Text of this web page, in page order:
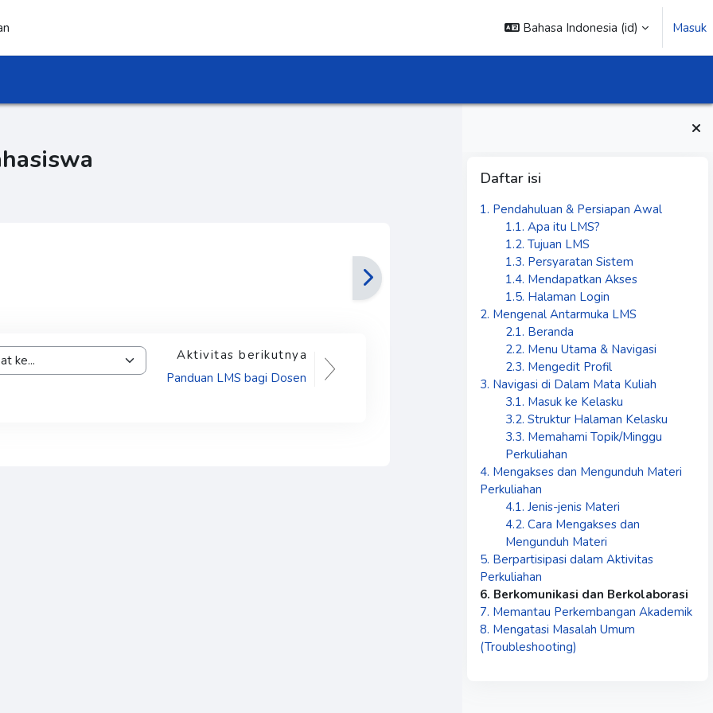
Bahasa Indonesia ‎(id)‎ Masuk
Blok
Daftar isi
1. Pendahuluan & Persiapan Awal
1.1. Apa itu LMS?
1.2. Tujuan LMS
1.3. Persyaratan Sistem
1.4. Mendapatkan Akses
1.5. Halaman Login
2. Mengenal Antarmuka LMS
2.1. Beranda
2.2. Menu Utama & Navigasi
2.3. Mengedit Profil
3. Navigasi di Dalam Mata Kuliah
3.1. Masuk ke Kelasku
3.2. Struktur Halaman Kelasku
3.3. Memahami Topik/Minggu
Perkuliahan
4. Mengakses dan Mengunduh Materi
Perkuliahan
4.1. Jenis-jenis Materi
4.2. Cara Mengakses dan
Mengunduh Materi
5. Berpartisipasi dalam Aktivitas
Perkuliahan
6. Berkomunikasi dan Berkolaborasi
7. Memantau Perkembangan Akademik
8. Mengatasi Masalah Umum
(Troubleshooting)
Aktivitas berikutnya
Panduan LMS bagi Dosen